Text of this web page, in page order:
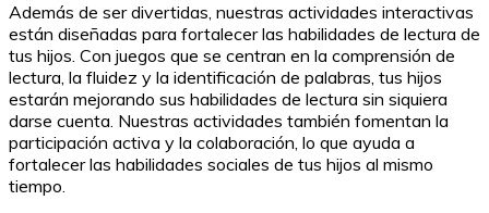
Además de ser divertidas, nuestras actividades interactivas
están diseñadas para fortalecer las habilidades de lectura de
tus hijos. Con juegos que se centran en la comprensión de
lectura, la fluidez y la identificación de palabras, tus hijos
estarán mejorando sus habilidades de lectura sin siquiera
darse cuenta. Nuestras actividades también fomentan la
participación activa y la colaboración, lo que ayuda a
fortalecer las habilidades sociales de tus hijos al mismo
tiempo.